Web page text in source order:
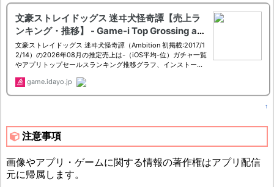
↑
注意事項
画像やアプリ・ゲームに関する情報の著作権はアプリ配信
元に帰属します。